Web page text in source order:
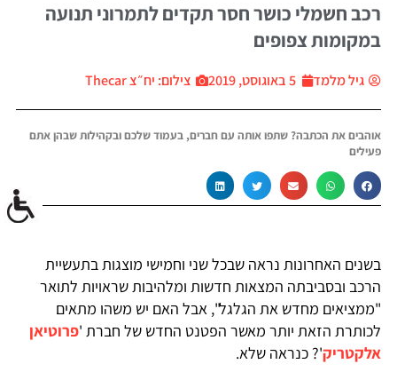
רכב חשמלי כושר חסר תקדים לתמרוני תנועה
במקומות צפופים
גיל מלמד 5 באוגוסט, 2019 צילום: יח״צ Thecar
אוהבים את הכתבה? שתפו אותה עם חברים, בעמוד שלכם ובקהילות שבהן אתם
פעילים
בשנים האחרונות נראה שבכל שני וחמישי מוצגות בתעשיית
הרכב ובסביבתה המצאות חדשות ומלהיבות שראויות לתואר
"ממציאים מחדש את הגלגל", אבל האם יש משהו מתאים
לכותרת הזאת יותר מאשר הפטנט החדש של חברת 'פרוטיאן
אלקטריק'? כנראה שלא.